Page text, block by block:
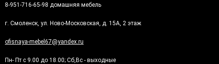
8-951-716-65-98 домашняя мебель
г. Смоленск, ул. Ново-Московская, д. 15А, 2 этаж
ofisnaya-mebel67@yandex.ru
Пн- Пт с 9.00 до 18.00; Сб,Вс - выходные